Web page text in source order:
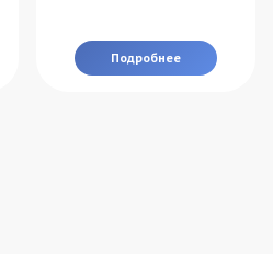
Подробнее